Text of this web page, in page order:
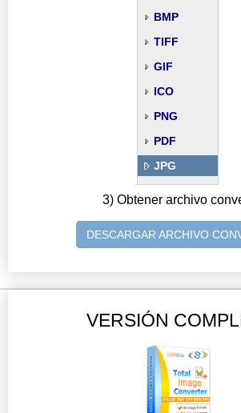
BMP
TIFF
GIF
ICO
PNG
PDF
JPG
3) Obtener archivo
DESCARGAR ARCHIVO
VERSIÓN